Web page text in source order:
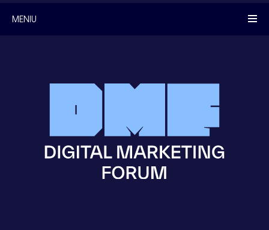
MENIU